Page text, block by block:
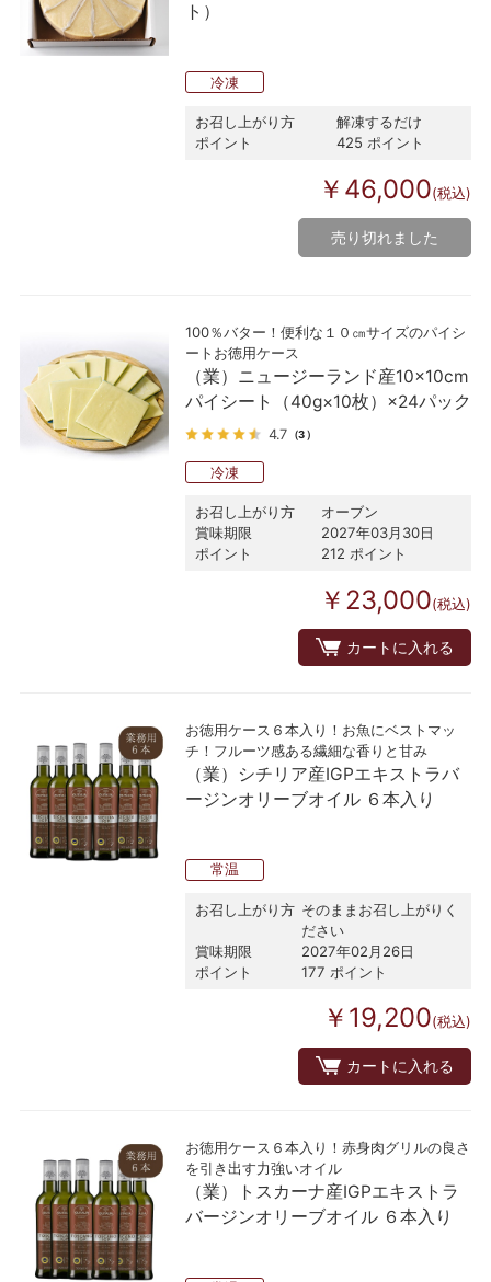
ト）
冷凍
お召し上がり方
解凍するだけ
ポイント
425 ポイント
￥46,000(税込)
売り切れました
100％バター！便利な１０㎝サイズのパイシ
ートお徳用ケース
（業）ニュージーランド産10×10cm
パイシート（40g×10枚）×24パック
4.7 （3）
冷凍
お召し上がり方
オーブン
賞味期限
2027年03月30日
ポイント
212 ポイント
￥23,000(税込)
カートに入れる
お徳用ケース６本入り！お魚にベストマッ
チ！フルーツ感ある繊細な香りと甘み
（業）シチリア産IGPエキストラバ
ージンオリーブオイル ６本入り
常温
お召し上がり方 そのままお召し上がりく
ださい
賞味期限
2027年02月26日
ポイント
177 ポイント
￥19,200(税込)
カートに入れる
お徳用ケース６本入り！赤身肉グリルの良さ
を引き出す力強いオイル
（業）トスカーナ産IGPエキストラ
バージンオリーブオイル ６本入り